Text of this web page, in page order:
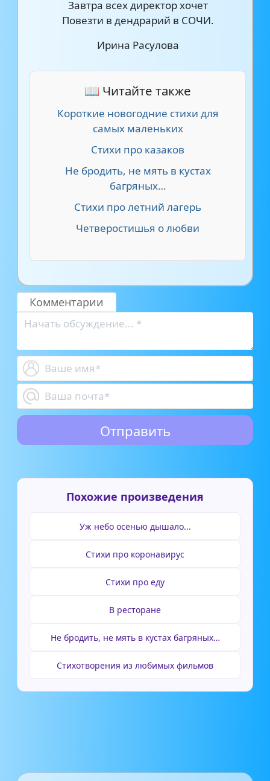
Завтра всех директор хочет
Повезти в дендрарий в СОЧИ.
Ирина Расулова
📖 Читайте также
Короткие новогодние стихи для
самых маленьких
Стихи про казаков
Не бродить, не мять в кустах
багряных…
Стихи про летний лагерь
Четверостишья о любви
Комментарии
Похожие произведения
Уж небо осенью дышало...
Стихи про коронавирус
Стихи про еду
В ресторане
Не бродить, не мять в кустах багряных…
Стихотворения из любимых фильмов